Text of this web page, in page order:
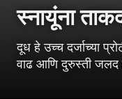
स्नायूंना
दूध हे उच्च दर्जाच्या
वाढ आणि दुरुस्ती जलद